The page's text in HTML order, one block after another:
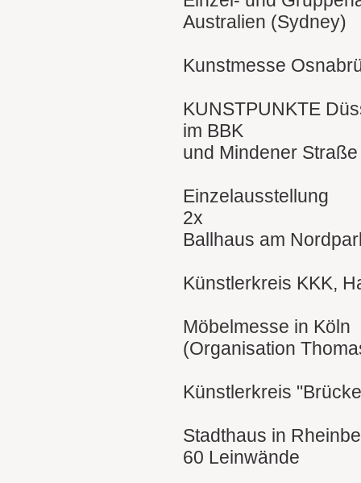
Australien (Sydney)
Kunstmesse
KUNSTPUNKTE
im BBK
und Mindener
Einzelausstellung
2x
Ballhaus am
Künstlerkreis KKK,
Möbelmesse in Köln
(Organisation
Künstlerkreis
Stadthaus in
60 Leinwände